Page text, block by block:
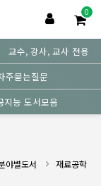
0
교수, 강사, 교사 전용
주묻는질문
지능 도서모음
야별도서 재료공학